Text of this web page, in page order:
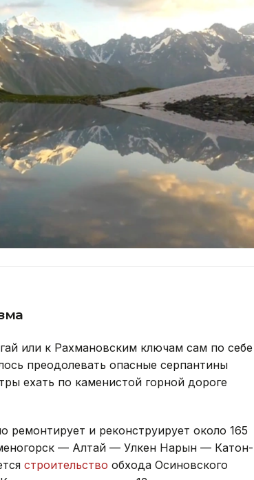
или к Рахмановским ключам сам по себе
преодолевать опасные серпантины
ехать по каменистой горной дороге
ремонтирует и реконструирует около 165
— Алтай — Улкен Нарын — Катон-
строительство обхода Осиновского